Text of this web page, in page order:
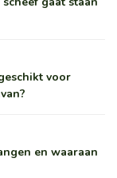
voor
en waaraan